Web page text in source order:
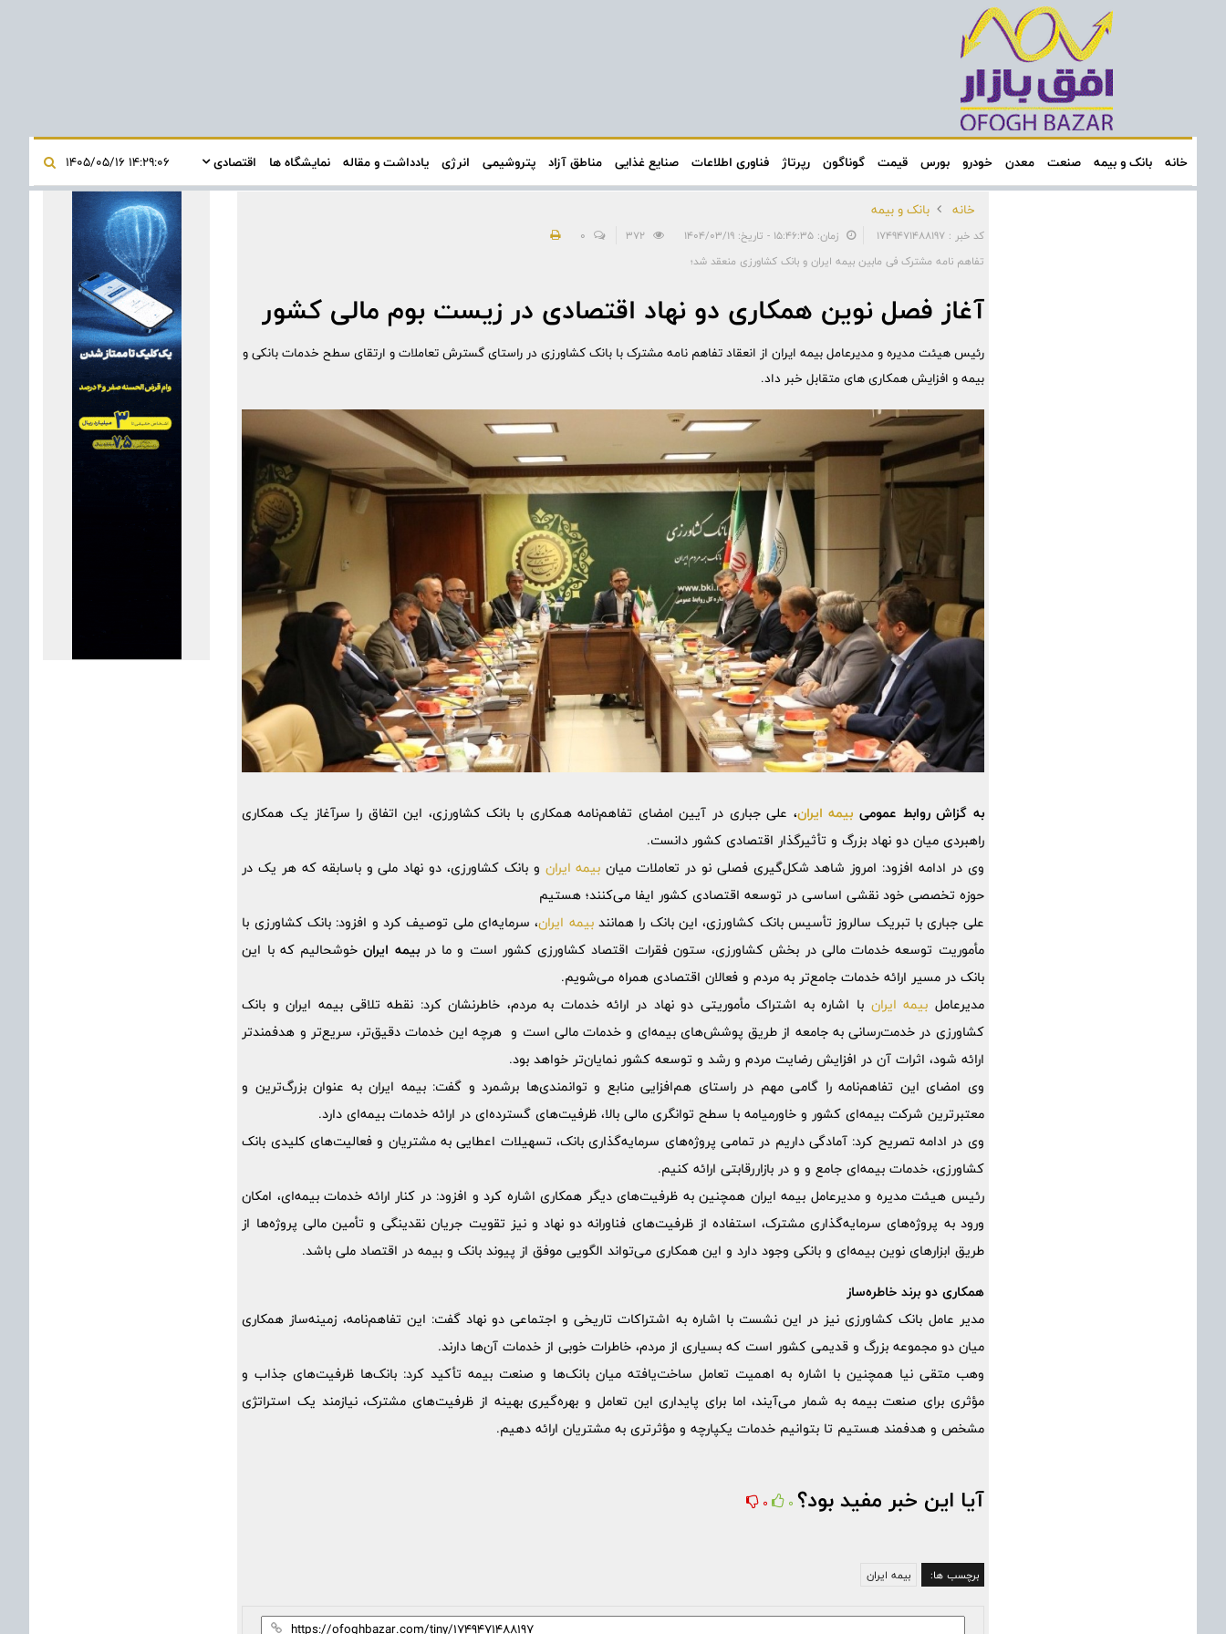
خانه بانک و بیمه صنعت معدن خودرو بورس قیمت گوناگون رپرتاژ فناوری اطلاعات صنایع غذایی مناطق آزاد پتروشیمی انرژی یادداشت و مقاله نمایشگاه ها اقتصادی
خانه بانک و بیمه
کد خبر : 1749471488197 زمان: ۱۵:۴۶:۳۵ - تاریخ: ۱۴۰۴/۰۳/۱۹ 372
0
تفاهم نامه مشترک فی مابین بیمه ایران و بانک کشاورزی منعقد شد؛
آغاز فصل نوین همکاری دو نهاد اقتصادی در زیست بوم مالی کشور
رئیس هیئت مدیره و مدیرعامل بیمه ایران از انعقاد تفاهم نامه مشترک با بانک کشاورزی در راستای گسترش تعاملات و ارتقای سطح خدمات بانکی و
بیمه و افزایش همکاری های متقابل خبر داد.
به گزاش روابط عمومی بیمه ایران، علی جباری در آیین امضای تفاهم‌نامه همکاری با بانک کشاورزی، این اتفاق را سرآغاز یک همکاری
راهبردی میان دو نهاد بزرگ و تأثیرگذار اقتصادی کشور دانست.
وی در ادامه افزود: امروز شاهد شکل‌گیری فصلی نو در تعاملات میان بیمه ایران و بانک کشاورزی، دو نهاد ملی و باسابقه که هر یک در
حوزه تخصصی خود نقشی اساسی در توسعه اقتصادی کشور ایفا می‌کنند؛ هستیم
علی جباری با تبریک سالروز تأسیس بانک کشاورزی، این بانک را همانندبیمه ایران، سرمایه‌ای ملی توصیف کرد و افزود: بانک کشاورزی با
مأموریت توسعه خدمات مالی در بخش کشاورزی، ستون فقرات اقتصاد کشاورزی کشور است و ما دربیمه ایرانخوشحالیم که با این
بانک در مسیر ارائه خدمات جامع‌تر به مردم و فعالان اقتصادی همراه می‌شویم.
مدیرعامل بیمه ایران با اشاره به اشتراک مأموریتی دو نهاد در ارائه خدمات به مردم، خاطرنشان کرد: نقطه تلاقی بیمه ایران و بانک
کشاورزی در خدمت‌رسانی به جامعه از طریق پوشش‌های بیمه‌ای و خدمات مالی است و هرچه این خدمات دقیق‌تر، سریع‌تر و هدفمندتر
ارائه شود، اثرات آن در افزایش رضایت مردم و رشد و توسعه کشور نمایان‌تر خواهد بود.
وی امضای این تفاهم‌نامه را گامی مهم در راستای هم‌افزایی منابع و توانمندی‌ها برشمرد و گفت: بیمه ایران به عنوان بزرگ‌ترین و
معتبرترین شرکت بیمه‌ای کشور و خاورمیامه با سطح توانگری مالی بالا، ظرفیت‌های گسترده‌ای در ارائه خدمات بیمه‌ای دارد.
وی در ادامه تصریح کرد: آمادگی داریم در تمامی پروژه‌های سرمایه‌گذاری بانک، تسهیلات اعطایی به مشتریان و فعالیت‌های کلیدی بانک
کشاورزی، خدمات بیمه‌ای جامع و و در بازاررقابتی ارائه کنیم.
رئیس هیئت مدیره و مدیرعامل بیمه ایران همچنین به ظرفیت‌های دیگر همکاری اشاره کرد و افزود: در کنار ارائه خدمات بیمه‌ای، امکان
ورود به پروژه‌های سرمایه‌گذاری مشترک، استفاده از ظرفیت‌های فناورانه دو نهاد و نیز تقویت جریان نقدینگی و تأمین مالی پروژه‌ها از
طریق ابزارهای نوین بیمه‌ای و بانکی وجود دارد و این همکاری می‌تواند الگویی موفق از پیوند بانک و بیمه در اقتصاد ملی باشد.
همکاری دو برند خاطره‌ساز
مدیر عامل بانک کشاورزی نیز در این نشست با اشاره به اشتراکات تاریخی و اجتماعی دو نهاد گفت: این تفاهم‌نامه، زمینه‌ساز همکاری
میان دو مجموعه بزرگ و قدیمی کشور است که بسیاری از مردم، خاطرات خوبی از خدمات آن‌ها دارند.
وهب متقی نیا همچنین با اشاره به اهمیت تعامل ساخت‌یافته میان بانک‌ها و صنعت بیمه تأکید کرد: بانک‌ها ظرفیت‌های جذاب و
مؤثری برای صنعت بیمه به شمار می‌آیند، اما برای پایداری این تعامل و بهره‌گیری بهینه از ظرفیت‌های مشترک، نیازمند یک استراتژی
مشخص و هدفمند هستیم تا بتوانیم خدمات یکپارچه و مؤثرتری به مشتریان ارائه دهیم.
آیا این خبر مفید بود؟ 0
0
برچسب ها: بیمه ایران